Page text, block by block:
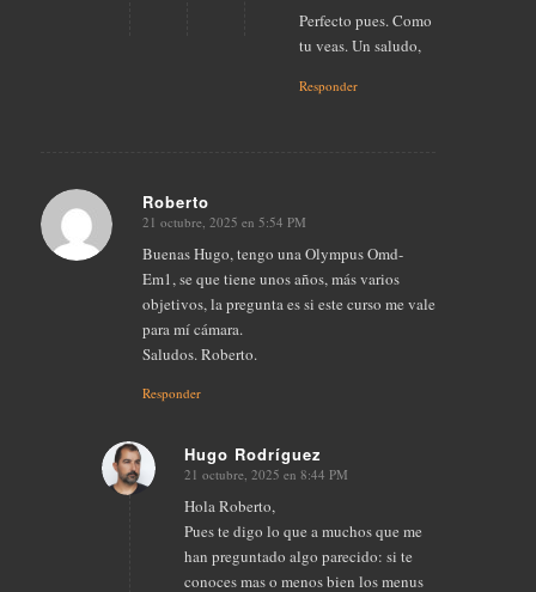
Perfecto pues. Como
tu veas. Un saludo,
Responder
Roberto
Dice:
21 octubre, 2025 en 5:54 PM
Buenas Hugo, tengo una Olympus Omd-
Em1, se que tiene unos años, más varios
objetivos, la pregunta es si este curso me vale
para mí cámara.
Saludos. Roberto.
Responder
Hugo Rodríguez
Dice:
21 octubre, 2025 en 8:44 PM
Hola Roberto,
Pues te digo lo que a muchos que me
han preguntado algo parecido: si te
conoces mas o menos bien los menus